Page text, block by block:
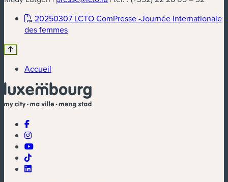
20250307 LCTO ComPresse -Journée internationale
des femmes(nouvelle fenêtre)
Accueil